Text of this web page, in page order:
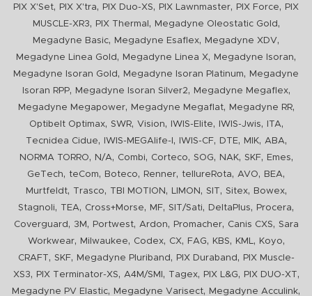
PIX X'Set, PIX X'tra, PIX Duo-XS, PIX Lawnmaster, PIX Force,
PIX
MUSCLE-XR3, PIX Thermal , Megadyne Oleostatic Gold ,
Megadyne Basic, Megadyne Esaflex, Megadyne XDV,
Megadyne Linea Gold , Megadyne Linea X, Megadyne Isoran,
Megadyne Isoran Gold , Megadyne Isoran Platinum,
Megadyne
Isoran RPP, Megadyne Isoran Silver2, Megadyne Megaflex,
Megadyne Megapower, Megadyne Megaflat, Megadyne RR,
Optibelt Optimax, SWR, Vision, IWIS-Elite, IWIS-Jwis, ITA,
Tecnidea Cidue, IWIS-MEGAlife-I , IWIS-CF, DTE, MIK, ABA,
NORMA TORRO, N/A, Combi, Corteco, SOG, NAK, SKF, Emes,
GeTech, teCom, Boteco, Renner, tellureRota, AVO, BEA,
Murtfeldt, Trasco, TBI MOTION , LIMON , SIT, Sitex, Bowex,
Stagnoli, TEA, Cross+Morse, MF, SIT/Sati, DeltaPlus, Procera,
Coverguard , 3M , Portwest, Ardon, Promacher, Canis CXS, Sara
Workwear, Milwaukee, Codex, CX, FAG, KBS, KML, Koyo,
CRAFT, SKF, Megadyne Pluriband , PIX Duraband ,
PIX Muscle-
XS3, PIX Terminator-XS, A4M/SMI , Tagex, PIX L&G, PIX DUO-XT,
Megadyne PV Elastic, Megadyne Varisect, Megadyne Acculink,